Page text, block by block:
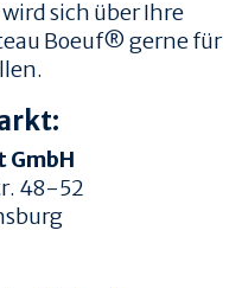
sich über Ihre
Boeuf® gerne für
GmbH
48-52